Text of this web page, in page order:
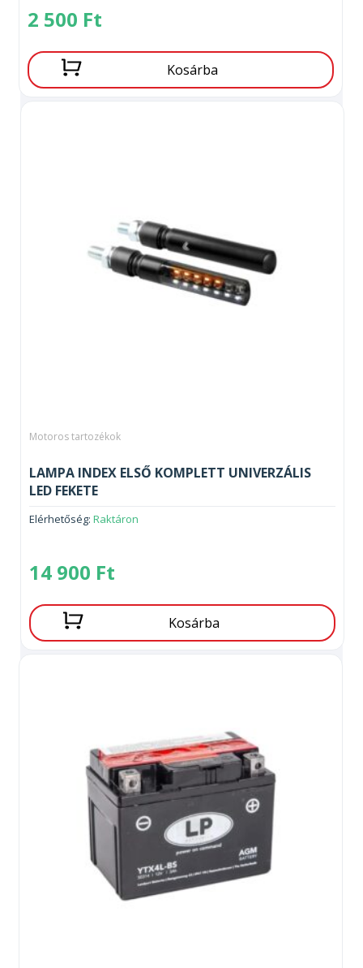
2 500 Ft
Kosárba
Motoros tartozékok
LAMPA INDEX ELSŐ KOMPLETT UNIVERZÁLIS
LED FEKETE
Elérhetőség: Raktáron
14 900 Ft
Kosárba